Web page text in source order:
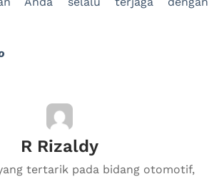
R Rizaldy
tertarik pada bidang otomotif,